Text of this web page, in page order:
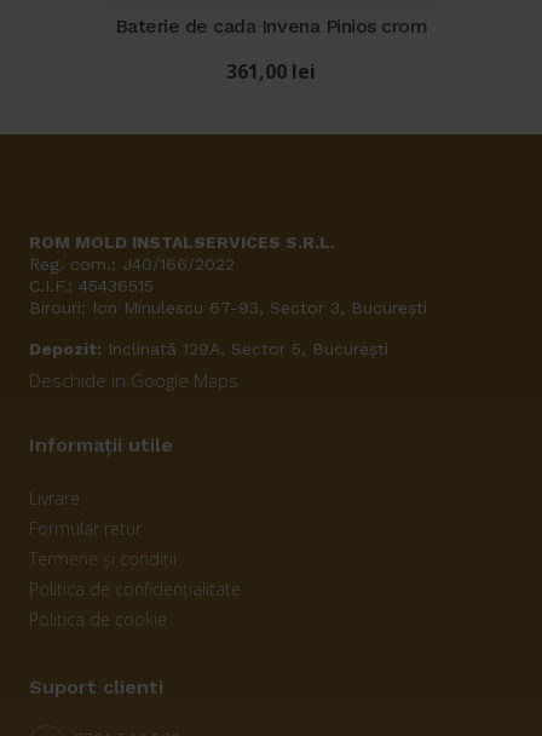
Baterie de cada Invena Pinios crom
361,00 lei
ROM MOLD INSTALSERVICES S.R.L.
Reg. com.: J40/166/2022
C.I.F.: 45436515
Birouri: Ion Minulescu 67-93, Sector 3, București
Depozit: Inclinată 129A, Sector 5, București
Deschide in Google Maps
Informații utile
Livrare
Formular retur
Termene și condiții
Politica de confidențialitate
Politica de cookie
Suport clienti